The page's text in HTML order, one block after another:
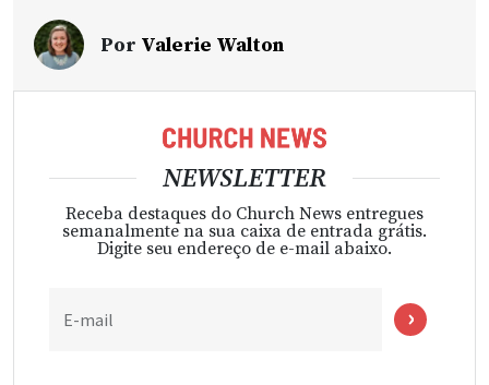
Por Valerie Walton
NEWSLETTER
Receba destaques do Church News entregues
semanalmente na sua caixa de entrada grátis.
Digite seu endereço de e-mail abaixo.
E-mail